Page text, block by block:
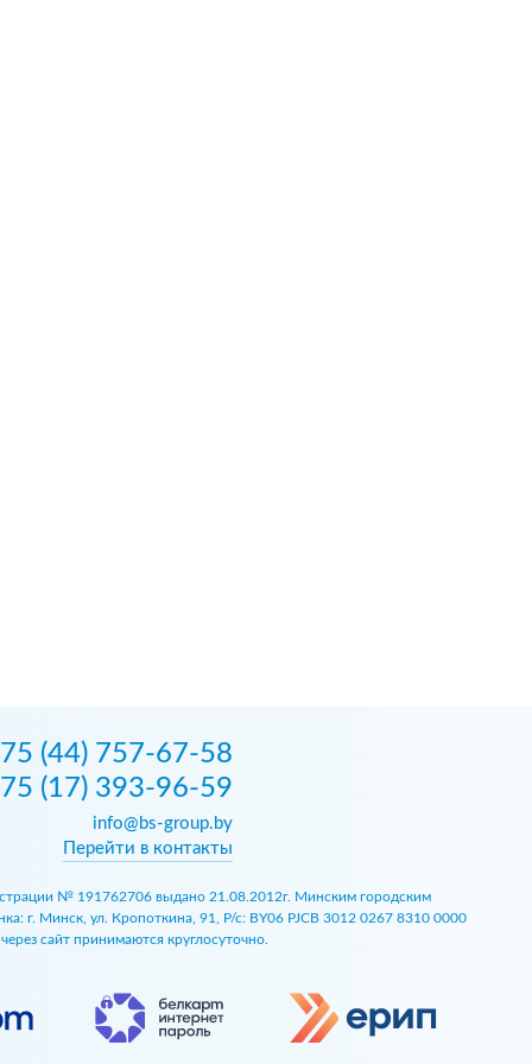
(44) 757-67-58
(17) 393-96-59
info@bs-group.by
Перейти в контакты
№ 191762706 выдано 21.08.2012г. Минским городским
г. Минск, ул. Кропоткина, 91, Р/с: BY06 PJCB 3012 0267 8310 0000
сайт принимаются круглосуточно.